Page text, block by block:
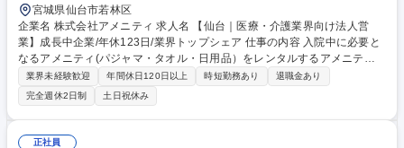
宮城県仙台市若林区
企業名 株式会社アメニティ 求人名 【仙台｜医療・介護業界向け法人営
業】成長中企業/年休123日/業界トップシェア 仕事の内容 入院中に必要と
なるアメニティ(パジャマ・タオル・日用品）をレンタルするアメニティ
サポートシステムを提供している当社にて、病院・介護施設向けの提案営
業をお任せ致します。 アメニティのレンタルサービスの提案だけでなく、
人材派遣・紹介等幅広く事業展開しているため、多角的に提案ができるこ
ともポイントの一つです。社会貢献性も高く、今後の高齢化社会において
成長が見込める産業です。 また、病院や介護施設の業務軽減に貢献する事
業界未経験歓迎 年間休日120日以上 時短勤務あり
退職金あり
完全週休2日制
土日祝休み
正社員